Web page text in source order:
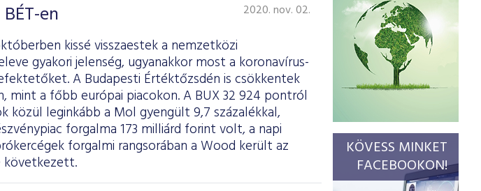
en 2020. nov. 02.
kissé visszaestek a nemzetközi
gyakori jelenség, ugyanakkor most a koronavírus-
A Budapesti Értéktőzsdén is csökkentek
mint a főbb európai piacokon. A BUX 32 924 pontról
közül leginkább a Mol gyengült 9,7 százalékkal,
forgalma 173 milliárd forint volt, a napi
forgalmi rangsorában a Wood került az
következett.
KÖVESS MINKET
FACEBOOKON!